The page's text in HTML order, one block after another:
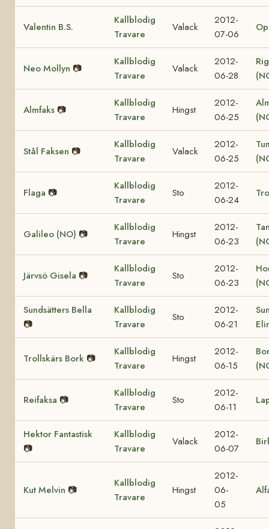
Valentin B.S.
Kallblodig
Travare
Valack
2012-
07-06
Neo Mollyn 📷
Kallblodig
Travare
Valack
2012-
06-28
Almfaks 📷
Kallblodig
Travare
Hingst
2012-
06-25
Stål Faksen 📷
Kallblodig
Travare
Valack
2012-
06-25
Flaga 📷
Kallblodig
Travare
Sto
2012-
06-24
Galileo (NO) 📷
Kallblodig
Travare
Hingst
2012-
06-23
Järvsö Gisela 📷
Kallblodig
Travare
Sto
2012-
06-23
Sundsätters Bella
📷
Kallblodig
Travare
Sto
2012-
06-21
Trollskärs Bork 📷
Kallblodig
Travare
Hingst
2012-
06-15
Reifaksa 📷
Kallblodig
Travare
Sto
2012-
06-11
Hektor Fantastisk
📷
Kallblodig
Travare
Valack
2012-
06-07
Kut Melvin 📷
Kallblodig
Travare
Hingst
2012-
06-
05